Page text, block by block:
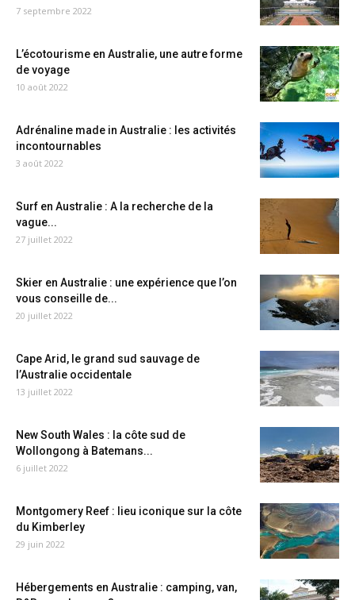
7 septembre 2022
L’écotourisme en Australie, une autre forme
de voyage
10 août 2022
Adrénaline made in Australie : les activités
incontournables
3 août 2022
Surf en Australie : A la recherche de la
vague...
27 juillet 2022
Skier en Australie : une expérience que l’on
vous conseille de...
20 juillet 2022
Cape Arid, le grand sud sauvage de
l’Australie occidentale
13 juillet 2022
New South Wales : la côte sud de
Wollongong à Batemans...
6 juillet 2022
Montgomery Reef : lieu iconique sur la côte
du Kimberley
29 juin 2022
Hébergements en Australie : camping, van,